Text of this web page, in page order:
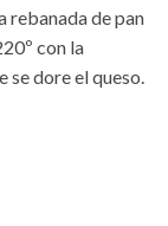
rebanada de pan
con la
se dore el queso.